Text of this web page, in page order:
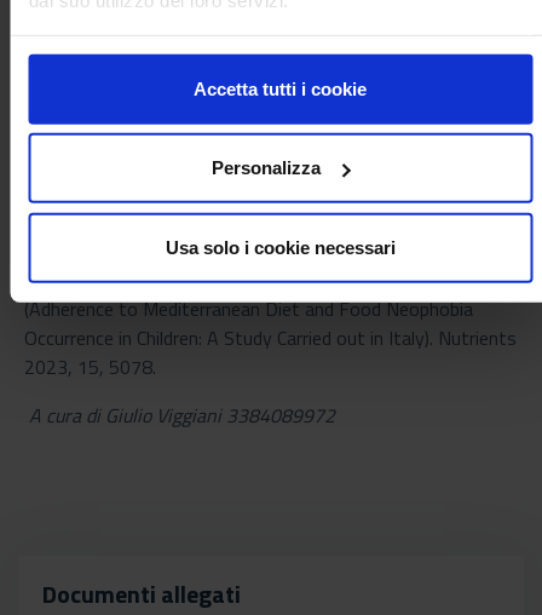
Accetta tutti i cookie
Personalizza
Usa solo i cookie necessari
in età adulta per cui è bene attuare da subito strategie di
bambino neofobico ad ampliare gradualmente le proprie
scelte alimentari . In futuro, - conclude Laura Rossi - si
punterà ad aumentare la numerosità del campione per
avere una maggiore rappresentatività delle variabili
studiate rispetto alla popolazione generale”
(Adherence to Mediterranean Diet and Food Neophobia
Occurrence in Children: A Study Carried out in Italy). Nutrients
2023, 15, 5078.
A cura di Giulio Viggiani 3384089972
Documenti allegati